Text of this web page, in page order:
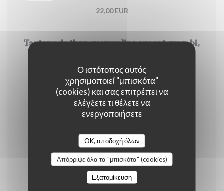
Ο ιστότοπος αυτός
χρησιμοποιεί "μπισκότα"
(cookies) και σας επιτρέπει να
ελέγξετε τι θέλετε να
ενεργοποιήσετε
OK, αποδοχή όλων
Απόρριψε όλα τα "μπισκότα" (cookies)
Εξατομίκευση
22,00 EUR
Tartare de thon, mousseline avocat, wasabi,
24,00 EUR
Les desserts
Café gourmand du Comptoir